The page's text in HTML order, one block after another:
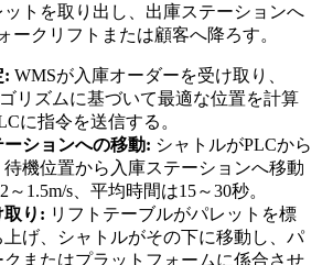
トを取り出し、出庫ステーションへ
ークリフトまたは顧客へ降ろす。
: WMSが入庫オーダーを受け取り、
リズムに基づいて最適な位置を計算
に指令を送信する。
ションへの移動: シャトルがPLCから
機位置から入庫ステーションへ移動
1.5m/s、平均時間は15～30秒。
取り: リフトテーブルがパレットを標
げ、シャトルがその下に移動し、パ
クまたはプラットフォームに係合させ